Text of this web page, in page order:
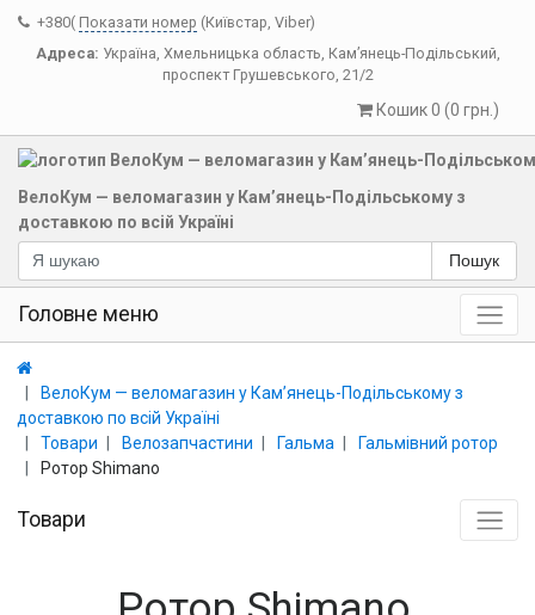
+380( Показати номер (Київстар, Viber)
Адреса: Україна, Хмельницька область, Кам’янець-Подільський,
проспект Грушевського, 21/2
Кошик 0 (0 грн.)
ВелоКум — веломагазин у Кам’янець-Подільському з
доставкою по всій Україні
Пошук
Головне меню
ВелоКум — веломагазин у Кам’янець-Подільському з
доставкою по всій Україні
Товари
Велозапчастини Гальма
Гальмівний ротор
Ротор Shimano
Товари